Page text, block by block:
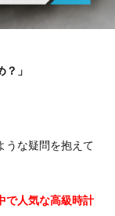
」
うな疑問を抱えて
で人気な高級時計